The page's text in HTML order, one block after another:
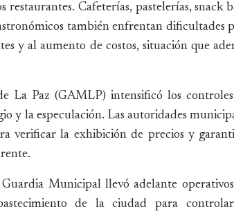
Cafeterías, pastelerías, snack
también enfrentan dificultades
y al aumento de costos, situación que
La Paz (GAMLP) intensificó los
y la especulación. Las autoridades
verificar la exhibición de precios y
Municipal llevó adelante
de la ciudad para